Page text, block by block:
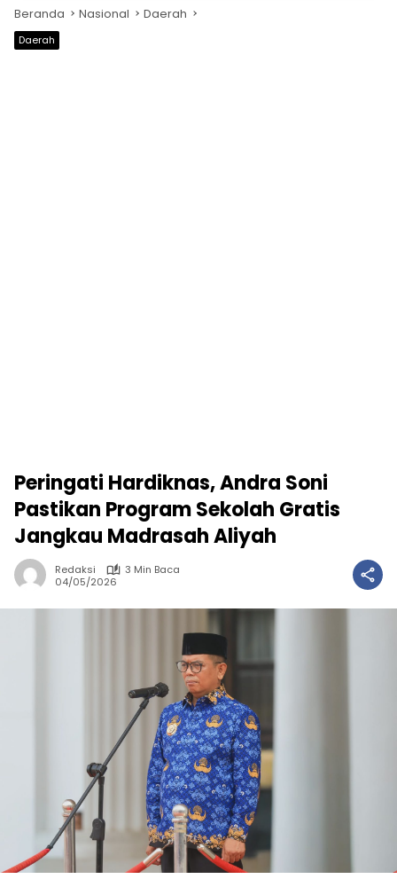
Beranda Nasional Daerah
Daerah
Peringati Hardiknas, Andra Soni
Pastikan Program Sekolah Gratis
Jangkau Madrasah Aliyah
Redaksi
3 Min Baca
04/05/2026